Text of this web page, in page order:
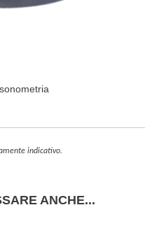
indicativo.
ANCHE...